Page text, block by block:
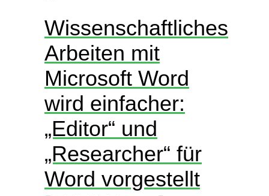
Wissenschaftliches
Arbeiten mit
Microsoft Word
wird einfacher:
„Editor“ und
„Researcher“ für
Word vorgestellt